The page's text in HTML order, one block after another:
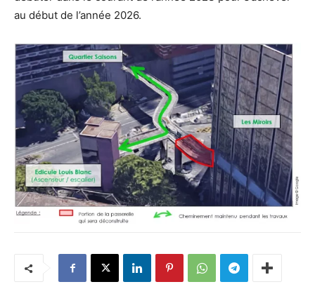
au début de l’année 2026.